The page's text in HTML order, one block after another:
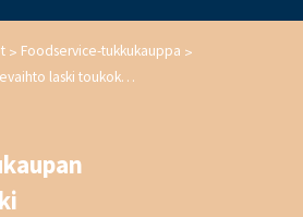
> Foodservice-tukkukauppa >
HoReCa-tukkukaupan liikevaihto laski toukokuussa 5,3 prosenttia vuodentakaisesta